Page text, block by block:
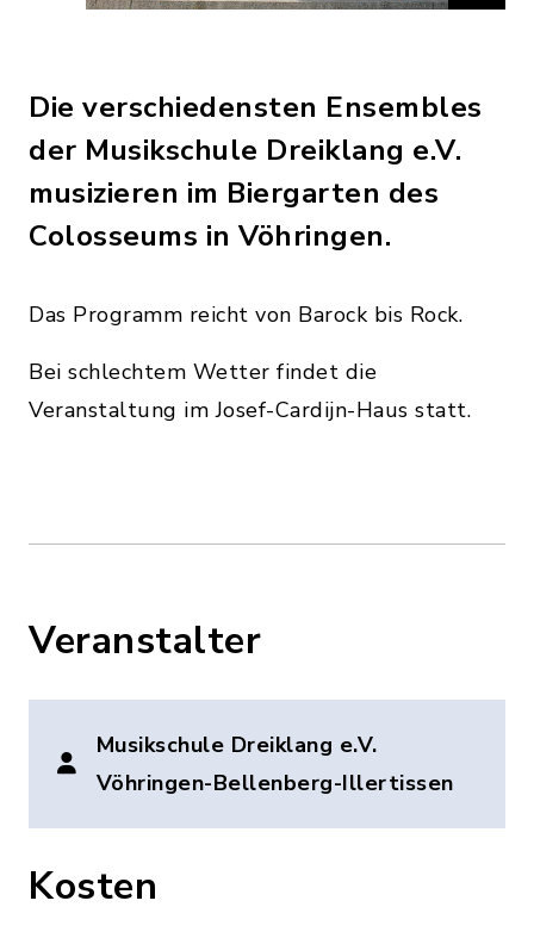
Die verschiedensten Ensembles
der Musikschule Dreiklang e.V.
musizieren im Biergarten des
Colosseums in Vöhringen.
Das Programm reicht von Barock bis Rock.
Bei schlechtem Wetter findet die
Veranstaltung im Josef-Cardijn-Haus statt.
Veranstalter
Musikschule Dreiklang e.V.
Vöhringen-Bellenberg-Illertissen
Kosten